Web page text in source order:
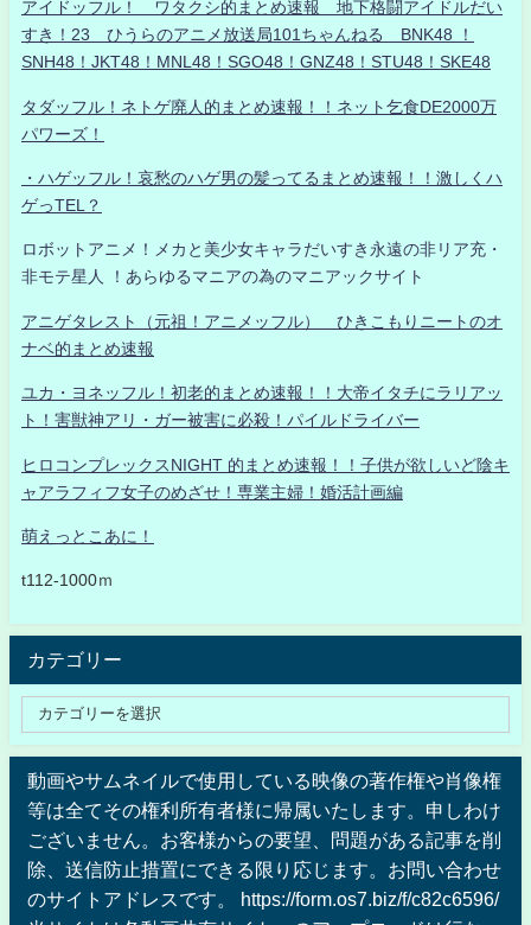
アイドッフル！ ワタクシ的まとめ速報 地下格闘アイドルだい
すき！23 ひうらのアニメ放送局101ちゃんねる BNK48 ！
SNH48！JKT48！MNL48！SGO48！GNZ48！STU48！SKE48
タダッフル！ネトゲ廃人的まとめ速報！！ネット乞食DE2000万
パワーズ！
・ハゲッフル！哀愁のハゲ男の髪ってるまとめ速報！！激しくハ
ゲっTEL？
ロボットアニメ！メカと美少女キャラだいすき永遠の非リア充・
非モテ星人 ！あらゆるマニアの為のマニアックサイト
アニゲタレスト（元祖！アニメッフル） ひきこもりニートのオ
ナベ的まとめ速報
ユカ・ヨネッフル！初老的まとめ速報！！大帝イタチにラリアッ
ト！害獣神アリ・ガー被害に必殺！パイルドライバー
ヒロコンプレックスNIGHT 的まとめ速報！！子供が欲しいど陰キ
ャアラフィフ女子のめざせ！専業主婦！婚活計画編
萌えっとこあに！
t112-1000ｍ
カテゴリー
動画やサムネイルで使用している映像の著作権や肖像権
等は全てその権利所有者様に帰属いたします。申しわけ
ございません。お客様からの要望、問題がある記事を削
除、送信防止措置にできる限り応じます。お問い合わせ
のサイトアドレスです。 https://form.os7.biz/f/c82c6596/